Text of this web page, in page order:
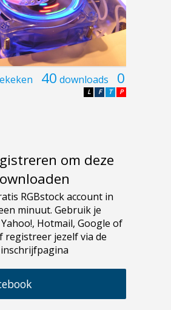
40 downloads 0
P
T
F
L
om deze